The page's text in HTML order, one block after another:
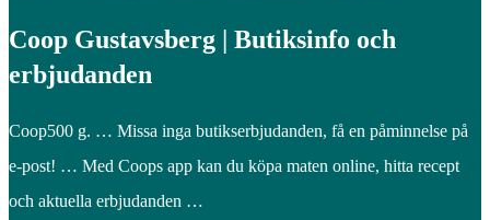
Coop Gustavsberg | Butiksinfo och
erbjudanden
Coop500 g. … Missa inga butikserbjudanden, få en påminnelse på
e-post! … Med Coops app kan du köpa maten online, hitta recept
och aktuella erbjudanden …